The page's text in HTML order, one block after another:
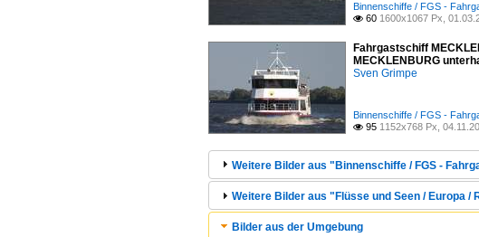
Binnenschiffe / FGS -
 60 1600x1067 Px,
Fahrgastschiff
MECKLENBURG
Sven Grimpe
Binnenschiffe / FGS -
 95 1152x768 Px,
Weitere Bilder aus "Binnenschiffe / FGS -
Weitere Bilder aus "Flüsse und Seen / Europa /
Bilder aus der Umgebung